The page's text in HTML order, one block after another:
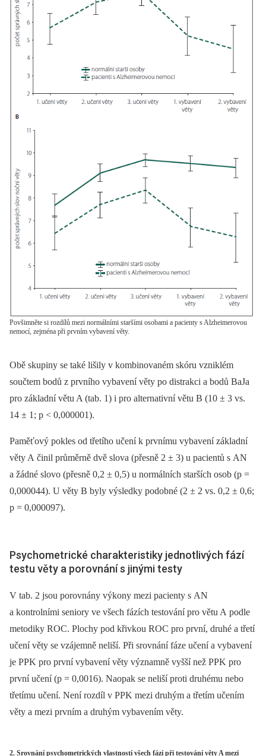
Povšimněte si rozdílů mezi normálními staršími osobami a pacienty s Alzheimerovou
nemocí, zejména při prvním vybavení věty.
Obě skupiny se také lišily v kombinovaném skóru vzniklém
součtem bodů z prvního vybavení věty po distrakci a bodů BaJa
pro základní větu A (tab. 1) i pro alternativní větu B (10 ± 3 vs.
14 ± 1; p < 0,000001).
Paměťový pokles od třetího učení k prvnímu vybavení základní
věty A činil průměrně dvě slova (přesně 2 ± 3) u pacientů s AN
a žádné slovo (přesně 0,2 ± 0,5) u normálních starších osob (p =
0,000044). U věty B byly výsledky podobné (2 ± 2 vs. 0,2 ± 0,6;
p = 0,000097).
Psychometrické charakteristiky jednotlivých fází
testu věty a porovnání s jinými testy
V tab. 2 jsou porovnány výkony mezi pacienty s AN
a kontrolními seniory ve všech fázích testování pro větu A podle
metodiky ROC. Plochy pod křivkou ROC pro první, druhé a třetí
učení věty se vzájemně neliší. Při srovnání fáze učení a vybavení
je PPK pro první vybavení věty významně vyšší než PPK pro
první učení (p = 0,0016). Naopak se neliší proti druhému nebo
třetímu učení. Není rozdíl v PPK mezi druhým a třetím učením
věty a mezi prvním a druhým vybavením věty.
2. Srovnání psychometrických vlastností všech fází při testování věty A mezi